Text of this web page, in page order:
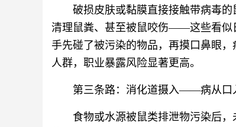
破损皮肤或黏膜直接接触带病毒的
清理鼠粪、甚至被鼠咬伤——这些看似
手先碰了被污染的物品，再摸口鼻眼
人群，职业暴露风险显著更高。
第三条路：消化道摄入——病从口
食物或水源被鼠类排泄物污染后